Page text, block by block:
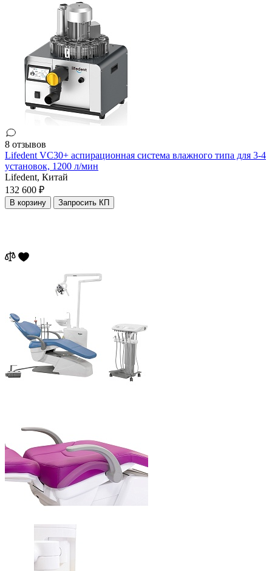
8 отзывов
Lifedent VC30+ аспирационная система влажного типа для 3-4
установок, 1200 л/мин
Lifedent, Китай
132 600 ₽
В корзину Запросить КП